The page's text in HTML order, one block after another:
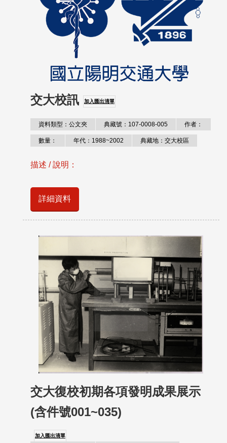
交大校訊 加入匯出清單
資料類型：公文夾 典藏號：107-0008-005 作者：
數量： 年代：1988~2002 典藏地：交大校區
描述 / 說明：
詳細資料
交大復校初期各項發明成果展示
(含件號001~035)
加入匯出清單